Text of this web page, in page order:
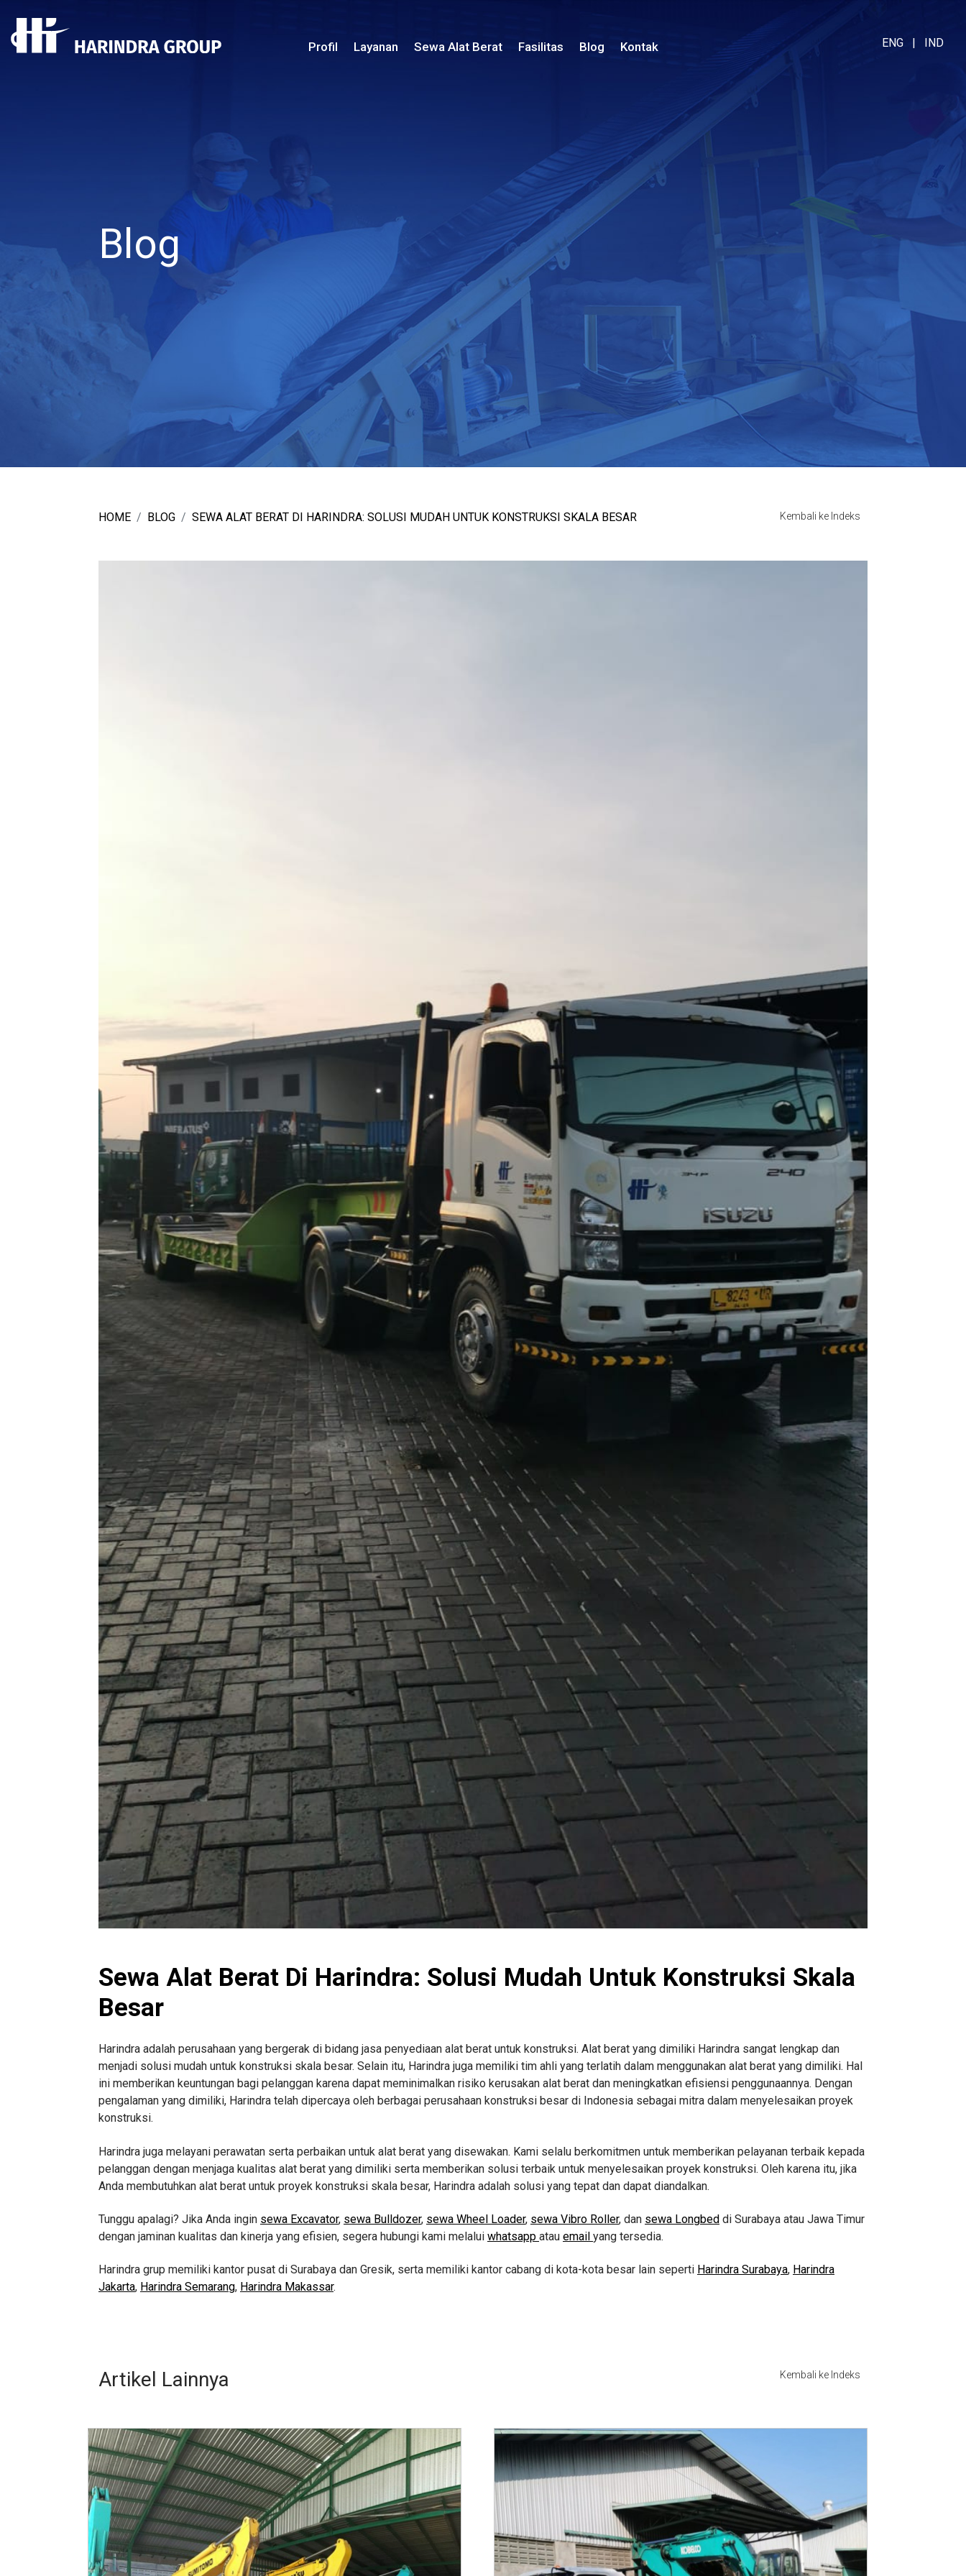
Profil Layanan Sewa Alat Berat Fasilitas Blog Kontak ENG | IND
Blog
HOME BLOG SEWA ALAT BERAT DI HARINDRA: SOLUSI MUDAH UNTUK KONSTRUKSI SKALA BESAR Kembali ke Indeks
Sewa Alat Berat Di Harindra: Solusi Mudah Untuk Konstruksi Skala
Besar
Harindra adalah perusahaan yang bergerak di bidang jasa penyediaan alat berat untuk konstruksi. Alat berat yang dimiliki Harindra sangat lengkap dan
menjadi solusi mudah untuk konstruksi skala besar. Selain itu, Harindra juga memiliki tim ahli yang terlatih dalam menggunakan alat berat yang dimiliki. Hal
ini memberikan keuntungan bagi pelanggan karena dapat meminimalkan risiko kerusakan alat berat dan meningkatkan efisiensi penggunaannya. Dengan
pengalaman yang dimiliki, Harindra telah dipercaya oleh berbagai perusahaan konstruksi besar di Indonesia sebagai mitra dalam menyelesaikan proyek
konstruksi.
Harindra juga melayani perawatan serta perbaikan untuk alat berat yang disewakan. Kami selalu berkomitmen untuk memberikan pelayanan terbaik kepada
pelanggan dengan menjaga kualitas alat berat yang dimiliki serta memberikan solusi terbaik untuk menyelesaikan proyek konstruksi. Oleh karena itu, jika
Anda membutuhkan alat berat untuk proyek konstruksi skala besar, Harindra adalah solusi yang tepat dan dapat diandalkan.
Tunggu apalagi? Jika Anda ingin sewa Excavator, sewa Bulldozer, sewa Wheel Loader, sewa Vibro Roller, dan sewa Longbed di Surabaya atau Jawa Timur
dengan jaminan kualitas dan kinerja yang efisien, segera hubungi kami melalui whatsapp atau email yang tersedia.
Harindra grup memiliki kantor pusat di Surabaya dan Gresik, serta memiliki kantor cabang di kota-kota besar lain seperti Harindra Surabaya, Harindra
Jakarta, Harindra Semarang, Harindra Makassar.
Artikel Lainnya Kembali ke Indeks